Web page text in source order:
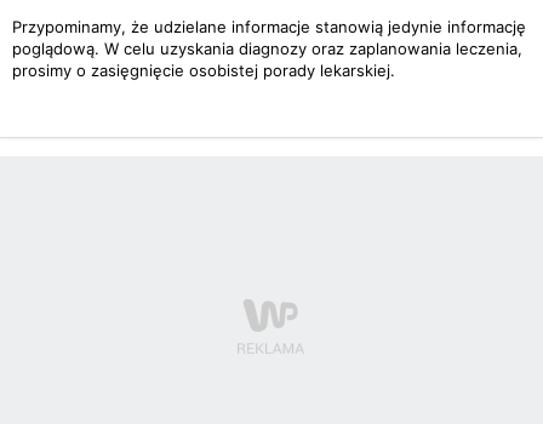
Przypominamy, że udzielane informacje stanowią jedynie informację
poglądową. W celu uzyskania diagnozy oraz zaplanowania leczenia,
prosimy o zasięgnięcie osobistej porady lekarskiej.